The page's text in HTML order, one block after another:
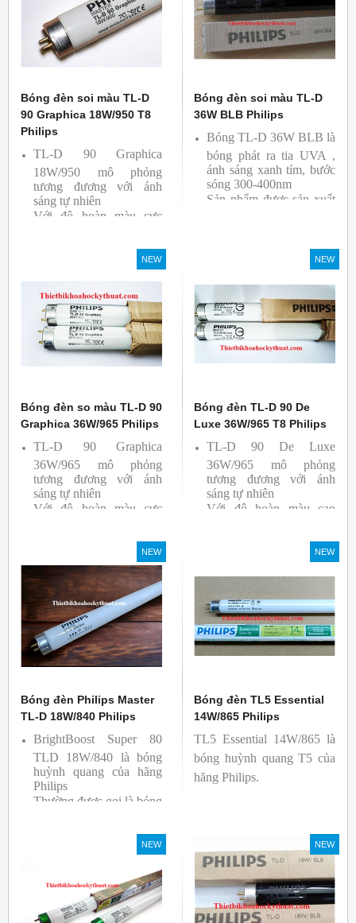
Bóng đèn soi màu TL-D
90 Graphica 18W/950 T8
Philips
TL-D 90 Graphica
18W/950 mô phỏng
tương đương với ánh
sáng tự nhiên
Với độ hoàn màu cực
Sản phẩm được sản xuất
bởi hãng Philips, xuất xứ
Ba lan
Bóng đèn soi màu TL-D
36W BLB Philips
Bóng TL-D 36W BLB là
bóng phát ra tia UVA ,
ánh sáng xanh tím, bước
sóng 300-400nm
Sản phẩm được sản xuất
NEW
Bóng đèn so màu TL-D 90
Graphica 36W/965 Philips
TL-D 90 Graphica
36W/965 mô phỏng
tương đương với ánh
sáng tự nhiên
Với độ hoàn màu cực
Sản phẩm được sản xuất
bởi hãng Philips, xuất xứ
Ba lan
NEW
Bóng đèn TL-D 90 De
Luxe 36W/965 T8 Philips
TL-D 90 De Luxe
36W/965 mô phỏng
tương đương với ánh
sáng tự nhiên
Với độ hoàn màu cao
Sản phẩm được sản xuất
NEW
Bóng đèn Philips Master
TL-D 18W/840 Philips
BrightBoost Super 80
TLD 18W/840 là bóng
huỳnh quang của hãng
Philips
Thường được gọi là bóng
Bóng có độ hoàn màu
cao(Ra80) cùng quang
NEW
Bóng đèn TL5 Essential
14W/865 Philips
TL5 Essential 14W/865 là
bóng huỳnh quang T5 của
hãng Philips.
NEW NEW